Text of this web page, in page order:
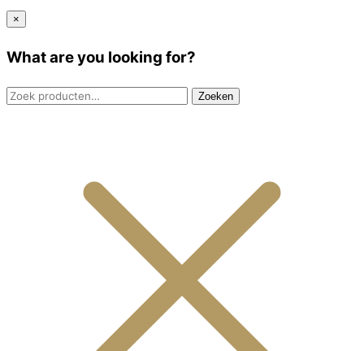
×
What are you looking for?
Zoeken
Zoeken